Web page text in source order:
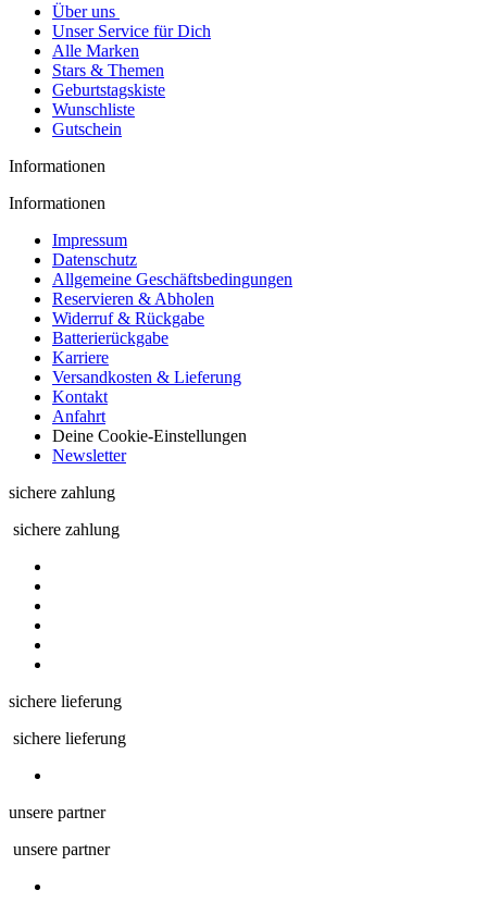
Über uns
Unser Service für Dich
Alle Marken
Stars & Themen
Geburtstagskiste
Wunschliste
Gutschein
Informationen
Informationen
Impressum
Datenschutz
Allgemeine Geschäftsbedingungen
Reservieren & Abholen
Widerruf & Rückgabe
Batterierückgabe
Karriere
Versandkosten & Lieferung
Kontakt
Anfahrt
Deine Cookie-Einstellungen
Newsletter
sichere zahlung
sichere zahlung
sichere lieferung
sichere lieferung
unsere partner
unsere partner